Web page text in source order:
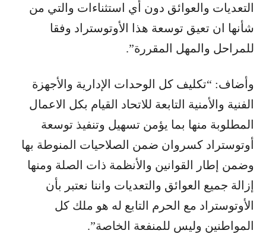
التعديات والعوائق دون أي استثناءات والتي من
شأنها ان تعيق توسعة هذا الأوتوستراد وفقا
للمراحل والمهل المقررة”.
وأضاف: “تكليف كل الوحدات الإدارية والأجهزة
الفنية والأمنية التابعة للاتحاد القيام بكل الاعمال
المطلوبة منها بما يؤمن تسهيل وتنفيذ توسعة
أوتوستراد كسروان ضمن الصلاحيات المنوطة بها
وضمن إطار القوانين والأنظمة ذات الصلة ومنها
إزالة جميع العوائق والتعديات واننا نعتبر بأن
الأوتوستراد مع الحرم التابع له هو ملك كل
المواطنين وليس للمنفعة الخاصة”.